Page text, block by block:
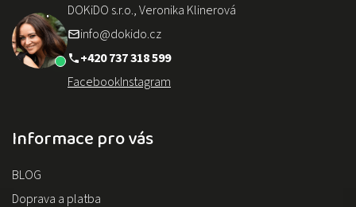
Informace pro vás
BLOG
Doprava a platba
DOKiDO s.r.o., Veronika Klinerová
info@dokido.cz
+420 737 318 599
FacebookInstagram